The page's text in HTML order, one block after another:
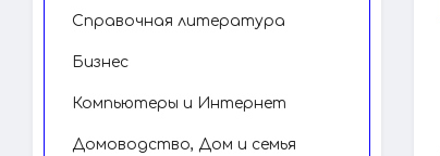
Справочная литература
Бизнес
Компьютеры и Интернет
Домоводство, Дом и семья